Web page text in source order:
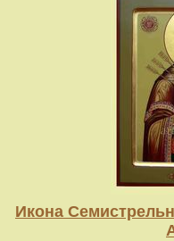
Икона